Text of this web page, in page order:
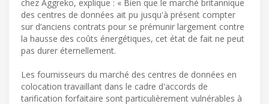
chez Aggreko, explique : « Bien que le marché britannique
des centres de données ait pu jusqu'à présent compter
sur d’anciens contrats pour se prémunir largement contre
la hausse des coûts énergétiques, cet état de fait ne peut
pas durer éternellement.
Les fournisseurs du marché des centres de données en
colocation travaillant dans le cadre d'accords de
tarification forfaitaire sont particulièrement vulnérables à